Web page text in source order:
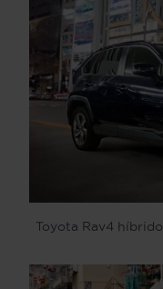
Toyota Rav4